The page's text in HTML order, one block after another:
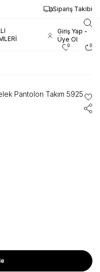
Sipariş Takibi
Giriş Yap -
Üye Ol
0 0
Pantolon Takım 5925